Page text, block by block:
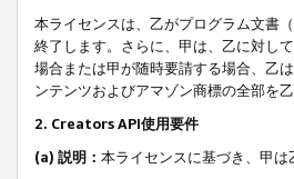
本ライセンスは、乙がプログラム文書
終了します。さらに、甲は、乙に対し
場合または甲が随時要請する場合、乙
ンテンツおよびアマゾン商標の全部を
2. Creators API使用要件
(a) 説明： 本ライセンスに基づき、甲